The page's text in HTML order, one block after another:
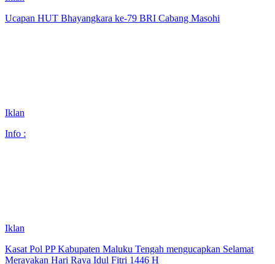
Ucapan HUT Bhayangkara ke-79 BRI Cabang Masohi
Iklan
Info :
Iklan
Kasat Pol PP Kabupaten Maluku Tengah mengucapkan Selamat
Merayakan Hari Raya Idul Fitri 1446 H